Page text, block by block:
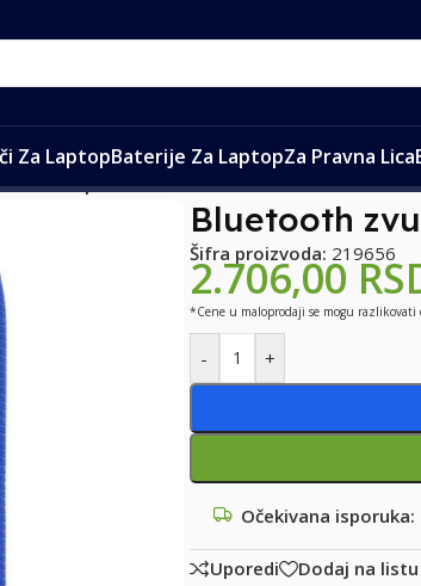
Za LaptopBaterije Za LaptopZa Pravna Lica
TG-117 plavi
Bluetooth
Šifra proizvoda: 219656
2.706,00
*Cene u maloprodaji se mogu razlikovati
- +
Očekivana isporuka:
Uporedi Dodaj na listu